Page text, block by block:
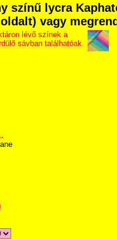
színű lycra
vagy
lévő színek a
sávban találhatóak.